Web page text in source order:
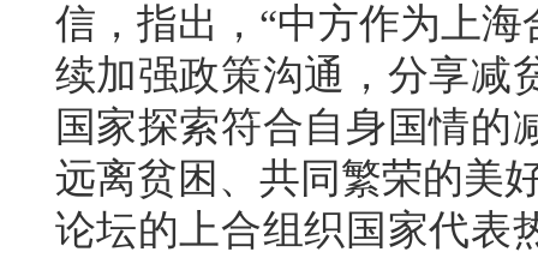
信，指出，“中方作为上
续加强政策沟通，分享减
国家探索符合自身国情的
远离贫困、共同繁荣的美
论坛的上合组织国家代表